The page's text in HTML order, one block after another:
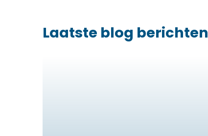
Laatste blog berichten